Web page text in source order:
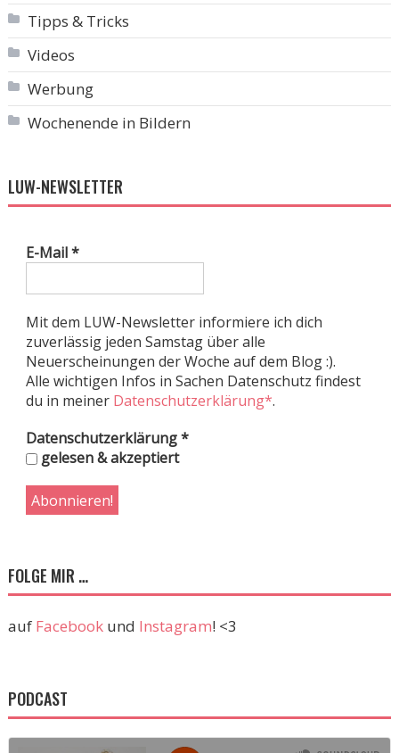
Tipps & Tricks
Videos
Werbung
Wochenende in Bildern
LUW-NEWSLETTER
E-Mail*
Mit dem LUW-Newsletter informiere ich dich
zuverlässig jeden Samstag über alle
Neuerscheinungen der Woche auf dem Blog :).
Alle wichtigen Infos in Sachen Datenschutz findest
du in meiner Datenschutzerklärung*.
Datenschutzerklärung*
gelesen & akzeptiert
FOLGE MIR …
auf Facebookund Instagram! <3
PODCAST